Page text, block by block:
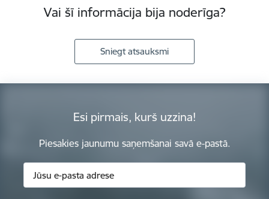
Vai šī informācija bija noderīga?
Sniegt atsauksmi
Esi pirmais, kurš uzzina!
Piesakies jaunumu saņemšanai savā e-pastā.